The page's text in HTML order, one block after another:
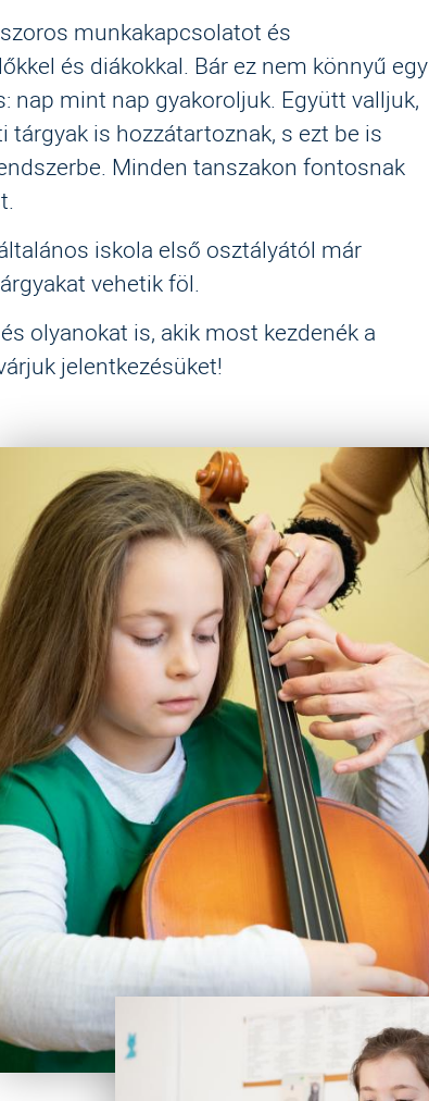
munkakapcsolatot és
és diákokkal. Bár ez nem könnyű egy
nap mint nap gyakoroljuk. Együtt valljuk,
tárgyak is hozzátartoznak, s ezt be is
Minden tanszakon fontosnak
iskola első osztályától már
vehetik föl.
olyanokat is, akik most kezdenék a
jelentkezésüket!